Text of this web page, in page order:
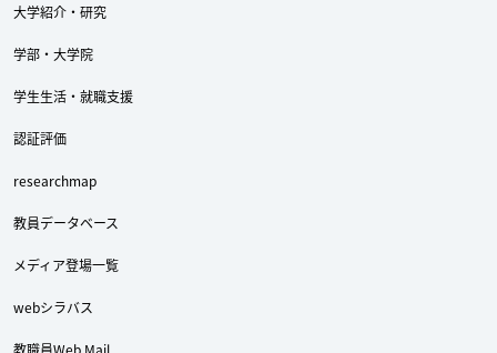
大学紹介・研究
学部・大学院
学生生活・就職支援
認証評価
researchmap
教員データベース
メディア登場一覧
webシラバス
教職員Web Mail